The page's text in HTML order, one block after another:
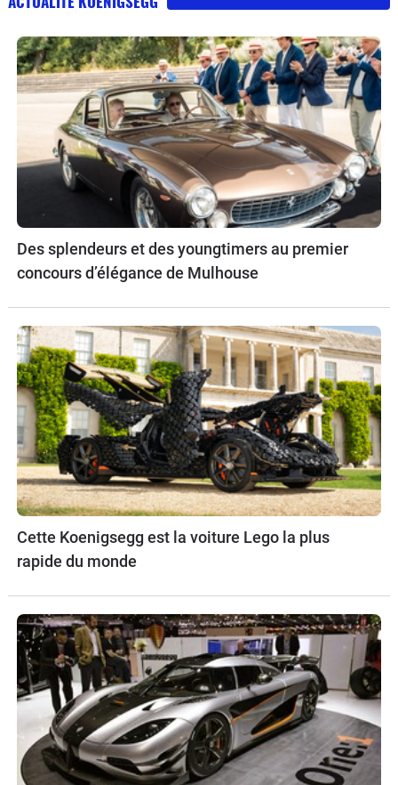
Des splendeurs et des youngtimers au premier
concours d’élégance de Mulhouse
Cette Koenigsegg est la voiture Lego la plus
rapide du monde